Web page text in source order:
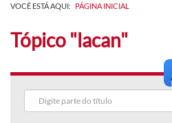
VOCÊ ESTÁ AQUI: PÁGINA INICIAL
Tópico "lacan"